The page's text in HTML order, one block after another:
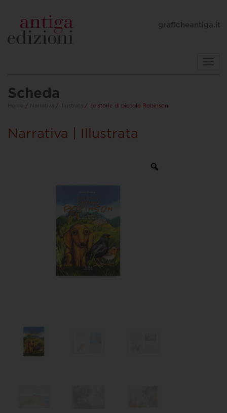
graficheantiga.it
Scheda
/ / / Le storie di piccolo Robinson
Narrativa | Illustrata